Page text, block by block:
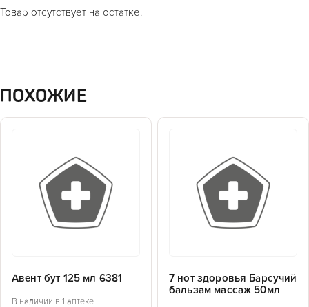
Товар отсутствует на остатке.
ПОХОЖИЕ
Авент бут 125 мл 6381
В наличии в 1 аптеке
7 нот здоровья Барсучий
бальзам массаж 50мл